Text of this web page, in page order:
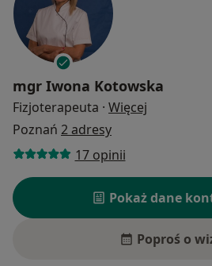
mgr Iwona Kotowska
Fizjoterapeuta · Więcej
Poznań 2 adresy
17 opinii
Pokaż dane
Poproś o